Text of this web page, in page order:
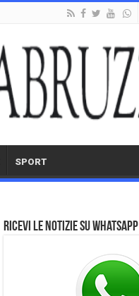
SPORT
Ricevi le notizie su Whatsapp